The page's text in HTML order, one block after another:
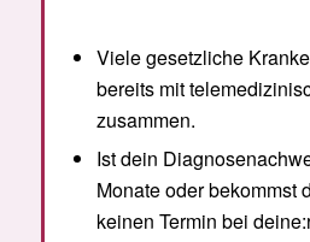
Viele gesetzliche
bereits mit
zusammen.
Ist dein
Monate oder bekommst
keinen Termin bei